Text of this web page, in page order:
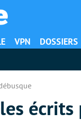
VPN DOSSIERS
écrits